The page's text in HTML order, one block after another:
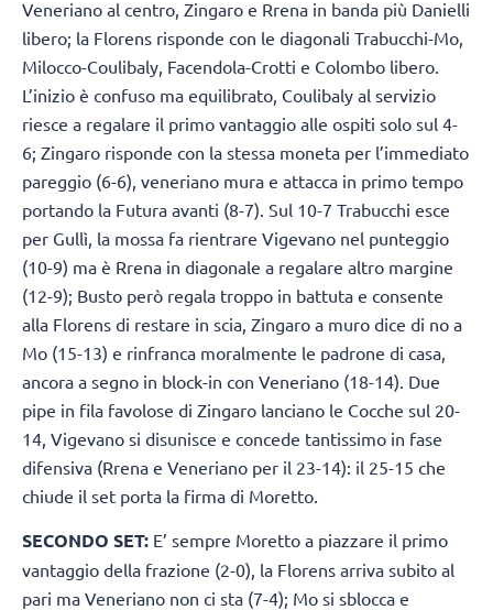
Veneriano al centro, Zingaro e Rrena in banda più Danielli
libero; la Florens risponde con le diagonali Trabucchi-Mo,
Milocco-Coulibaly, Facendola-Crotti e Colombo libero.
L’inizio è confuso ma equilibrato, Coulibaly al servizio
riesce a regalare il primo vantaggio alle ospiti solo sul 4-
6; Zingaro risponde con la stessa moneta per l’immediato
pareggio (6-6), veneriano mura e attacca in primo tempo
portando la Futura avanti (8-7). Sul 10-7 Trabucchi esce
per Gullì, la mossa fa rientrare Vigevano nel punteggio
(10-9) ma è Rrena in diagonale a regalare altro margine
(12-9); Busto però regala troppo in battuta e consente
alla Florens di restare in scia, Zingaro a muro dice di no a
Mo (15-13) e rinfranca moralmente le padrone di casa,
ancora a segno in block-in con Veneriano (18-14). Due
pipe in fila favolose di Zingaro lanciano le Cocche sul 20-
14, Vigevano si disunisce e concede tantissimo in fase
difensiva (Rrena e Veneriano per il 23-14): il 25-15 che
chiude il set porta la firma di Moretto.
SECONDO SET: E’ sempre Moretto a piazzare il primo
vantaggio della frazione (2-0), la Florens arriva subito al
pari ma Veneriano non ci sta (7-4); Mo si sblocca e